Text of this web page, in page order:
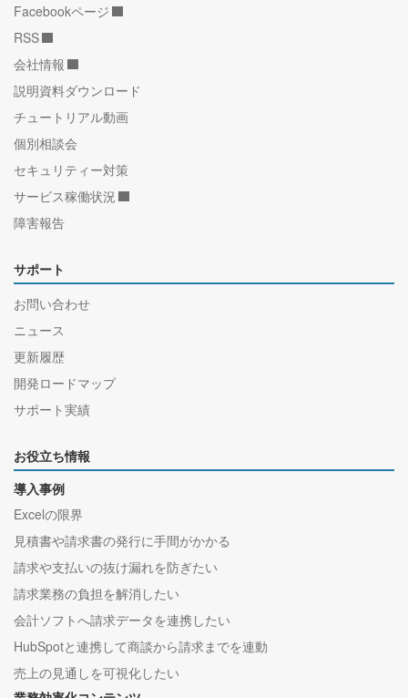
Facebookページ
RSS
会社情報
説明資料ダウンロード
チュートリアル動画
個別相談会
セキュリティー対策
サービス稼働状況
障害報告
サポート
お問い合わせ
ニュース
更新履歴
開発ロードマップ
サポート実績
お役立ち情報
導入事例
Excelの限界
見積書や請求書の発行に手間がかかる
請求や支払いの抜け漏れを防ぎたい
請求業務の負担を解消したい
会計ソフトへ請求データを連携したい
HubSpotと連携して商談から請求までを連動
売上の見通しを可視化したい